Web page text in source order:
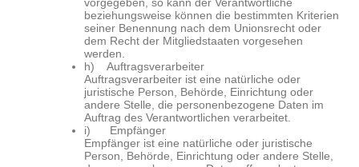
beziehungsweise können die bestimmten Kriterien
seiner Benennung nach dem Unionsrecht oder
dem Recht der Mitgliedstaaten vorgesehen
werden.
h) Auftragsverarbeiter
Auftragsverarbeiter ist eine natürliche oder
juristische Person, Behörde, Einrichtung oder
andere Stelle, die personenbezogene Daten im
Auftrag des Verantwortlichen verarbeitet.
i) Empfänger
Empfänger ist eine natürliche oder juristische
Person, Behörde, Einrichtung oder andere Stelle,